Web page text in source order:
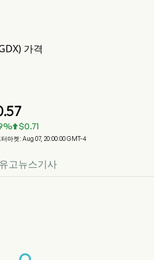
가격
% $0.71
마켓: Aug 07, 20:00:00 GMT-4
고뉴스기사